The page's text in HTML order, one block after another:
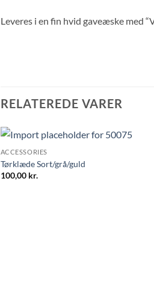
Leveres i en fin hvid gaveæske med
RELATEREDE VARER
ACCESSORIES
Tørklæde Sort/grå/guld
100,00 kr.